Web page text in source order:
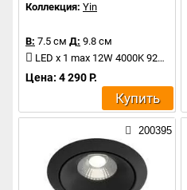
Коллекция: Yin
В: 7.5 см Д: 9.8 см
LED x 1 max 12W 4000K 920Lm
Цена: 4 290 Р.
Купить
200395